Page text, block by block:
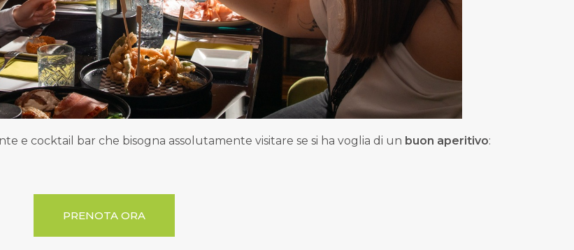
e cocktail bar che bisogna assolutamente visitare se si ha voglia di un buon aperitivo:
PRENOTA ORA